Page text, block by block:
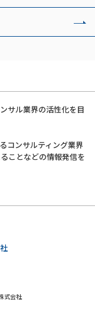
サル業界の活性化を目
コンサルティング業界
ことなどの情報発信を
式会社